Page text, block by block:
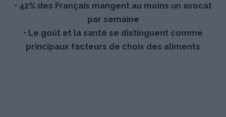
• 42% des Français mangent au moins un avocat
par semaine
• Le goût et la santé se distinguent comme
principaux facteurs de choix des aliments